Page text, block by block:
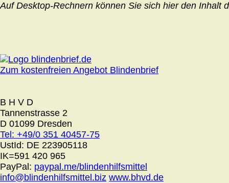
Auf Desktop-Rechnern können Sie sich hier den Inhalt
Zum kostenfreien Angebot Blindenbrief
B H V D
Tannenstrasse 2
D 01099 Dresden
Tel: +49/0 351 40457-75
UstId: DE 223905118
IK=591 420 965
PayPal: paypal.me/blindenhilfsmittel
info@blindenhilfsmittel.biz www.bhvd.de